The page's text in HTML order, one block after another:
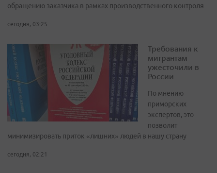
обращению заказчика в рамках производственного контроля
сегодня, 03:25
Требования к
мигрантам
ужесточили в
России
По мнению
приморских
экспертов, это
позволит
минимизировать приток «лишних» людей в нашу страну
сегодня, 02:21